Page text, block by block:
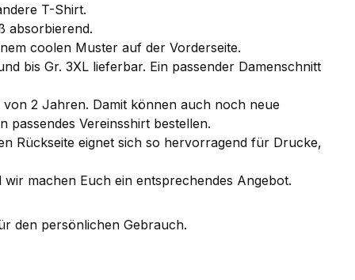
T-Shirt.
absorbierend.
coolen Muster auf der Vorderseite.
bis Gr. 3XL lieferbar. Ein passender Damenschnitt
2 Jahren. Damit können auch noch neue
passendes Vereinsshirt bestellen.
Rückseite eignet sich so hervorragend für Drucke,
machen Euch ein entsprechendes Angebot.
den persönlichen Gebrauch.